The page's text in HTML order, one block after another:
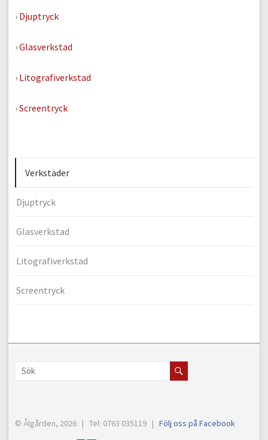
› Djuptryck
›Glasverkstad
› Litografiverkstad
›Screentryck
Verkstäder
Djuptryck
Glasverkstad
Litografiverkstad
Screentryck
© Ålgården, 2026 | Tel: 0763 035119 | Följ oss på Facebook